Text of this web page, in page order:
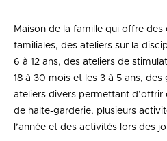
Maison de la famille qui offre des
familiales, des ateliers sur la
6 à 12 ans, des ateliers de
18 à 30 mois et les 3 à 5 ans,
ateliers divers permettant
de halte-garderie, plusieurs
l’année et des activités lors des